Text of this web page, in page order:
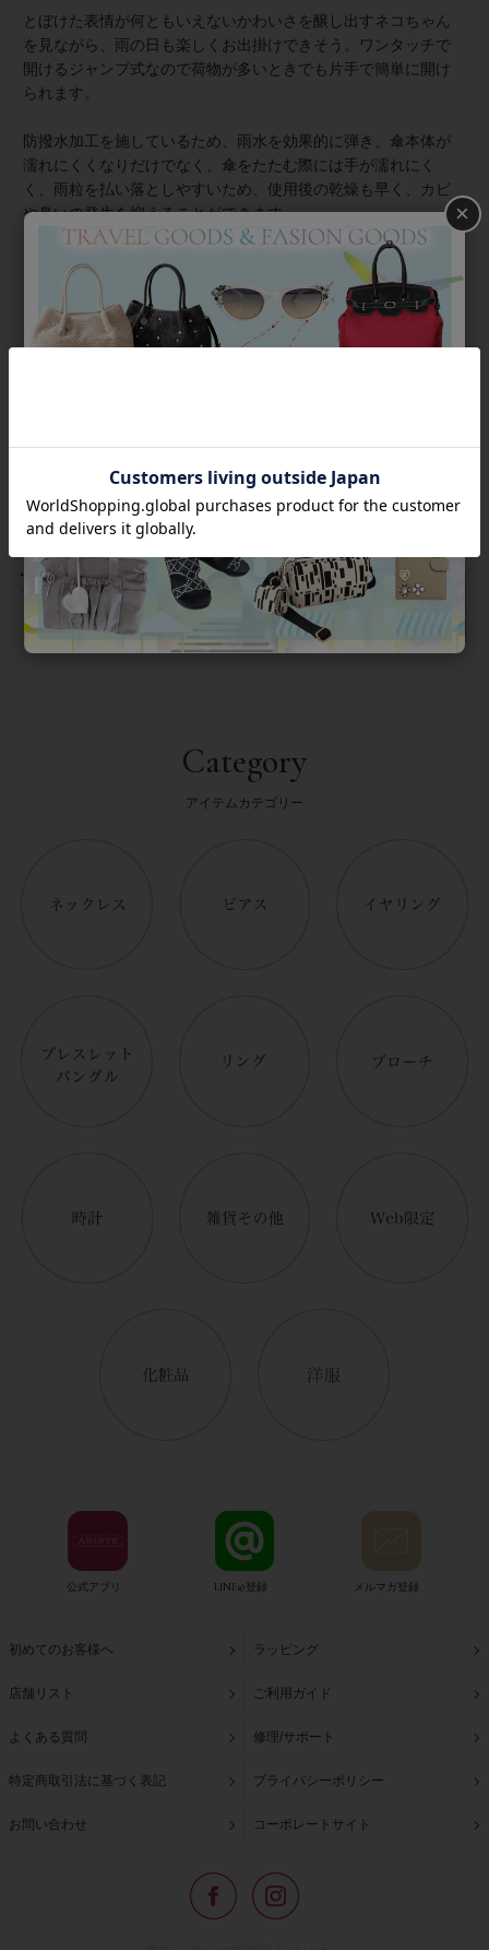
とぼけた表情が何ともいえないかわいさを醸し出すネコちゃん
を見ながら、雨の日も楽しくお出掛けできそう。ワンタッチで
開けるジャンプ式なので荷物が多いときでも片手で簡単に開け
られます。
防撥水加工を施しているため、雨水を効果的に弾き、傘本体が
濡れにくくなりだけでなく、傘をたたむ際には手が濡れにく
く、雨粒を払い落としやすいため、使用後の乾燥も早く、カビ
や臭いの発生を抑えることができます。
親骨のサイズはゆったりとしていて濡れにくく、長く歩く場合
にも安心の60cmです。
【ギフトラッピングについて】
返品について
Category
アイテムカテゴリー
公式アプリ LINE@登録 メルマガ登録
初めてのお客様へ ラッピング
店舗リスト ご利用ガイド
よくある質問 修理/サポート
特定商取引法に基づく表記 プライバシーポリシー
お問い合わせ コーポレートサイト
×